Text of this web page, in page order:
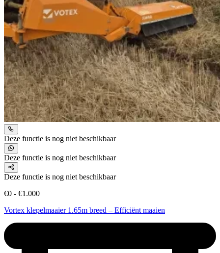
Deze functie is nog niet beschikbaar
Deze functie is nog niet beschikbaar
Deze functie is nog niet beschikbaar
€0 - €1.000
Vortex klepelmaaier 1.65m breed – Efficiënt maaien